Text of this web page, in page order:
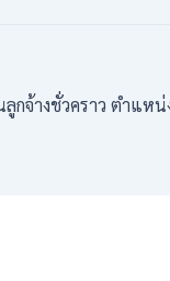
แหน่งลูกจ้างชั่วคราว นักการภา